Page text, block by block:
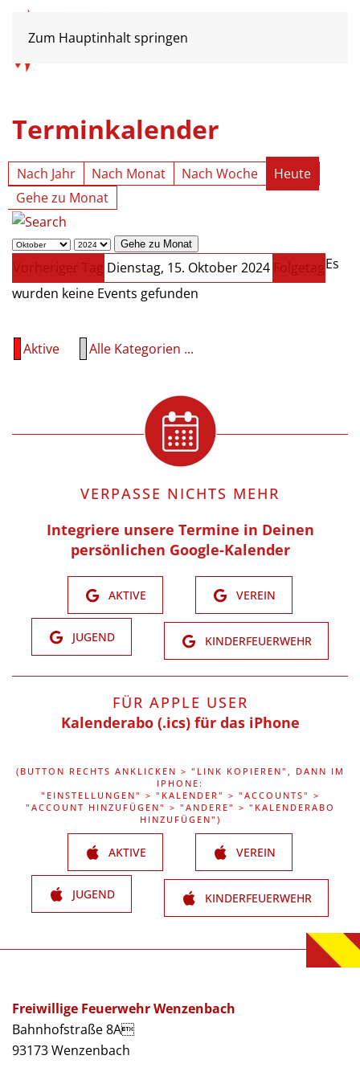
Zum Hauptinhalt springen
Terminkalender
Nach Jahr Nach Monat Nach Woche
Heute
Gehe zu Monat
Gehe zu Monat
Vorheriger Tag Dienstag, 15. Oktober 2024 FolgetagEs
wurden keine Events gefunden
Aktive Alle Kategorien ...
VERPASSE NICHTS MEHR
Integriere unsere Termine in Deinen
persönlichen Google-Kalender
AKTIVE VEREIN
JUGEND KINDERFEUERWEHR
FÜR APPLE USER
Kalenderabo (.ics) für das iPhone
(BUTTON RECHTS ANKLICKEN > "LINK KOPIEREN", DANN IM
IPHONE:
"EINSTELLUNGEN" > "KALENDER" > "ACCOUNTS" >
"ACCOUNT HINZUFÜGEN" > "ANDERE" > "KALENDERABO
HINZUFÜGEN")
AKTIVE VEREIN
JUGEND KINDERFEUERWEHR
Freiwillige Feuerwehr Wenzenbach
Bahnhofstraße 8A
93173 Wenzenbach